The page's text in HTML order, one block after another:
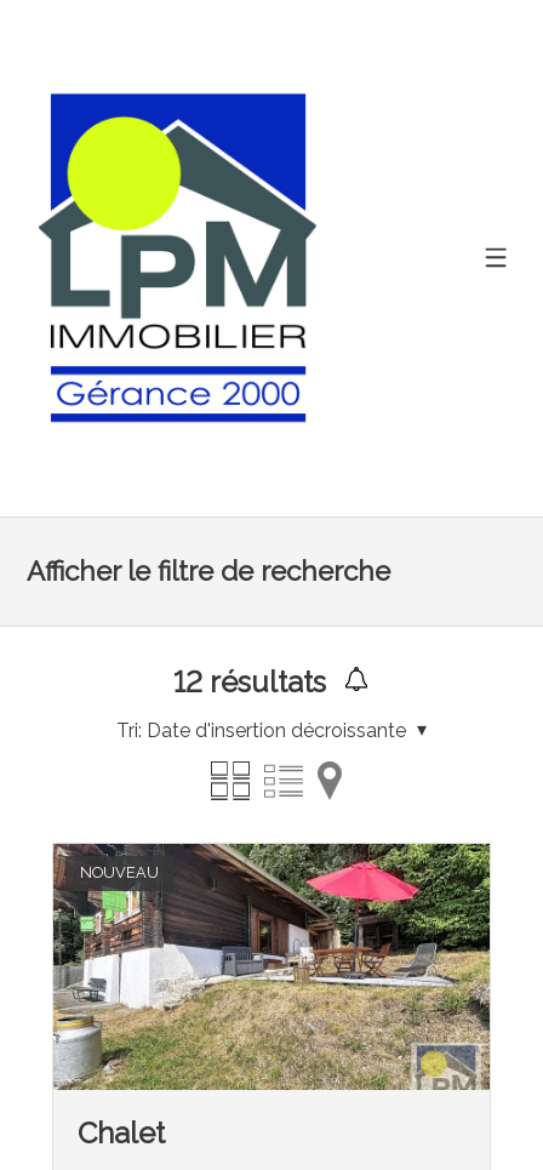
Afficher le filtre de recherche
12 résultats
Tri: Date d'insertion décroissante
NOUVEAU
Chalet